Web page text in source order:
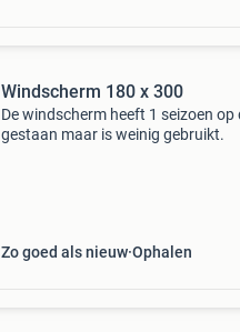
Windscherm 180 x 300
De windscherm heeft 1 seizoen op
gestaan maar is weinig gebruikt.
Zo goed als nieuw Ophalen